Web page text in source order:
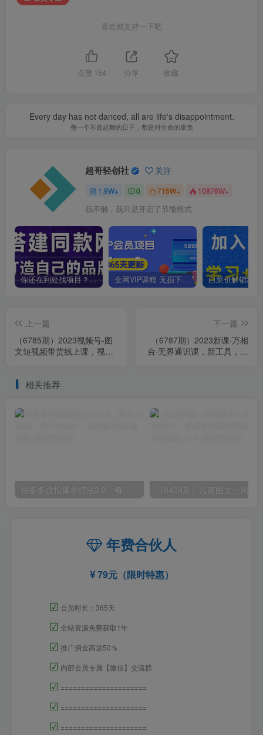
喜欢就支持一下吧
点赞 154 分享 收藏
Every day has not danced, all are life's disappointment.
每一个不曾起舞的日子，都是对生命的辜负
超哥轻创社 关注
1.9W+ 0 715W+ 10876W+
我不懒，我只是开启了节能模式
你还在到处找项目？还在当韭菜？我靠卖项目一个月收入5万+，曾经我也是个失败者。 全网VIP课程 无损下载~
上一篇
（6785期）2023视频号-图
文短视频带货线上课，视频
下一篇
（6787期）2023新课·万相
台·无界通识课，新工具，新
相关推荐
年费合伙人
79元（限时特惠）
☑ 会员时长：365天
☑ 全站资源免费获取1年
☑ 推广佣金高达50％
☑ 内部会员专属【微信】交流群
☑ =====================
☑ =====================
☑ =====================